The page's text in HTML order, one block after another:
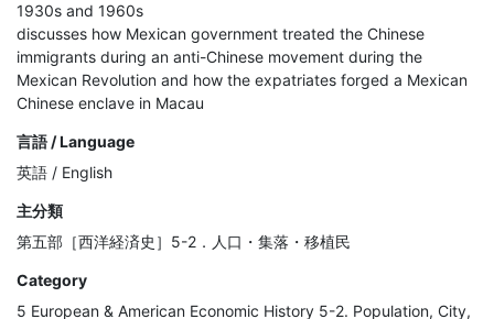
1930s and 1960s
discusses how Mexican government treated the Chinese
immigrants during an anti-Chinese movement during the
Mexican Revolution and how the expatriates forged a Mexican
Chinese enclave in Macau
言語 / Language
英語 / English
主分類
第五部［西洋経済史］5-2．人口・集落・移植民
Category
5 European & American Economic History 5-2. Population, City,